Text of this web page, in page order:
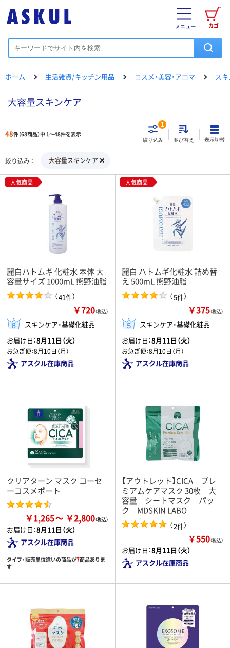
カゴ
メニュー
ホーム 生活雑貨/キッチン用品 コスメ・美容・アロマ ス
大容量スキンケア
48件（68商品）中 1～48件を表示
絞り込み
1
並び替え 表示切替
絞り込み 大容量スキンケア
人気商品
麗白ハトムギ 化粧水 本体 大
容量サイズ 1000mL 熊野油脂
（41件）
￥720（税込）
スキンケア・基礎化粧品
お届け日：8月11日（火）
お急ぎ便：8月10日（月）
アスクル在庫商品
人気商品
麗白 ハトムギ化粧水 詰め替
え 500mL 熊野油脂
（5件）
￥375（税込）
スキンケア・基礎化粧品
お届け日：8月11日（火）
お急ぎ便：8月10日（月）
アスクル在庫商品
クリアターン マスク コーセ
ーコスメポート
￥1,265 ￥2,800
お届け日：8月11日（火）
アスクル在庫商品
タイプ・販売単位違いの商品が7商品ありま
す
【アウトレット】CICA プレ
ミアムケアマスク 30枚 大
容量 シートマスク パッ
ク MDSKIN LABO
（2件）
￥550（税込）
お届け日：8月11日（火）
アスクル在庫商品